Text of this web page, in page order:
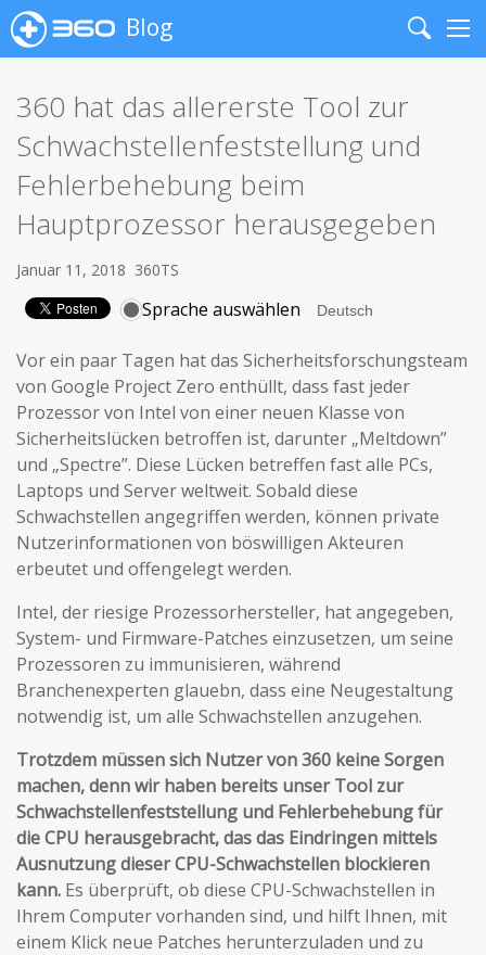
Blog
Search
360 hat das allererste Tool zur
Schwachstellenfeststellung und
Fehlerbehebung beim
Hauptprozessor herausgegeben
Januar 11, 2018 360TS
Sprache auswählen
Vor ein paar Tagen hat das Sicherheitsforschungsteam
von Google Project Zero enthüllt, dass fast jeder
Prozessor von Intel von einer neuen Klasse von
Sicherheitslücken betroffen ist, darunter „Meltdown”
und „Spectre”. Diese Lücken betreffen fast alle PCs,
Laptops und Server weltweit. Sobald diese
Schwachstellen angegriffen werden, können private
Nutzerinformationen von böswilligen Akteuren
erbeutet und offengelegt werden.
Intel, der riesige Prozessorhersteller, hat angegeben,
System- und Firmware-Patches einzusetzen, um seine
Prozessoren zu immunisieren, während
Branchenexperten glauebn, dass eine Neugestaltung
notwendig ist, um alle Schwachstellen anzugehen.
Trotzdem müssen sich Nutzer von 360 keine Sorgen
machen, denn wir haben bereits unser Tool zur
Schwachstellenfeststellung und Fehlerbehebung für
die CPU herausgebracht, das das Eindringen mittels
Ausnutzung dieser CPU-Schwachstellen blockieren
kann. Es überprüft, ob diese CPU-Schwachstellen in
Ihrem Computer vorhanden sind, und hilft Ihnen, mit
einem Klick neue Patches herunterzuladen und zu